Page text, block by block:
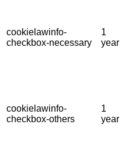
cookielawinfo-
checkbox-necessary
1
year
cookielawinfo-
checkbox-others
1
year